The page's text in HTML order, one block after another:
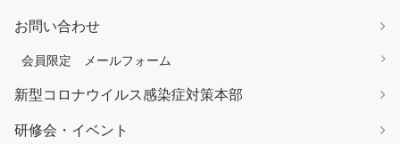
お問い合わせ
会員限定 メールフォーム
新型コロナウイルス感染症対策本部
研修会・イベント